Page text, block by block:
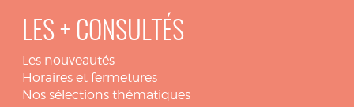
LES + CONSULTÉS
Les nouveautés
Horaires et fermetures
Nos sélections thématiques